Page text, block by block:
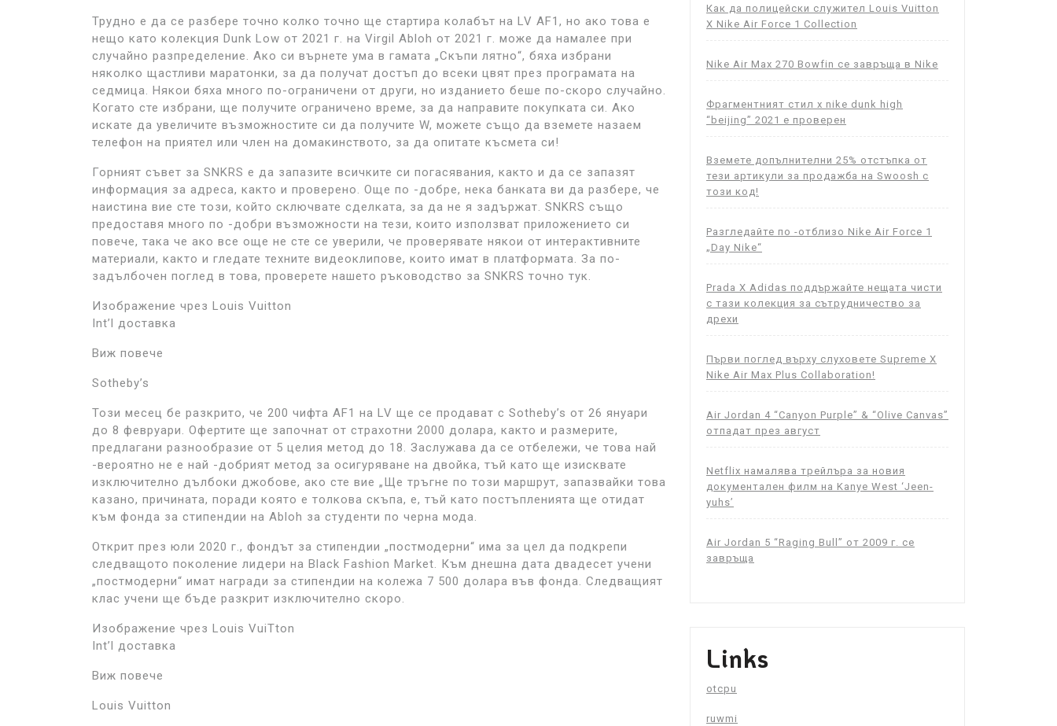
Трудно е да се разбере точно колко точно ще стартира колабът на LV AF1, но ако това е
нещо като колекция Dunk Low от 2021 г. на Virgil Abloh от 2021 г. може да намалее при
случайно разпределение. Ако си върнете ума в гамата „Скъпи лятно“, бяха избрани
няколко щастливи маратонки, за да получат достъп до всеки цвят през програмата на
седмица. Някои бяха много по-ограничени от други, но изданието беше по-скоро случайно.
Когато сте избрани, ще получите ограничено време, за да направите покупката си. Ако
искате да увеличите възможностите си да получите W, можете също да вземете назаем
телефон на приятел или член на домакинството, за да опитате късмета си!
Горният съвет за SNKRS е да запазите всичките си погасявания, както и да се запазят
информация за адреса, както и проверено. Още по -добре, нека банката ви да разбере, че
наистина вие сте този, който сключвате сделката, за да не я задържат. SNKRS също
предоставя много по -добри възможности на тези, които използват приложението си
повече, така че ако все още не сте се уверили, че проверявате някои от интерактивните
материали, както и гледате техните видеоклипове, които имат в платформата. За по-
задълбочен поглед в това, проверете нашето ръководство за SNKRS точно тук.
Изображение чрез Louis Vuitton
Int’l доставка
Виж повече
Sotheby’s
Този месец бе разкрито, че 200 чифта AF1 на LV ще се продават с Sotheby’s от 26 януари
до 8 февруари. Офертите ще започнат от страхотни 2000 долара, както и размерите,
предлагани разнообразие от 5 целия метод до 18. Заслужава да се отбележи, че това най
-вероятно не е най -добрият метод за осигуряване на двойка, тъй като ще изисквате
изключително дълбоки джобове, ако сте вие „Ще тръгне по този маршрут, запазвайки това
казано, причината, поради която е толкова скъпа, е, тъй като постъпленията ще отидат
към фонда за стипендии на Abloh за студенти по черна мода.
Открит през юли 2020 г., фондът за стипендии „постмодерни“ има за цел да подкрепи
следващото поколение лидери на Black Fashion Market. Към днешна дата двадесет учени
„постмодерни“ имат награди за стипендии на колежа 7 500 долара във фонда. Следващият
клас учени ще бъде разкрит изключително скоро.
Изображение чрез Louis VuiTton
Int’l доставка
Виж повече
Louis Vuitton
Как да полицейски служител Louis Vuitton
X Nike Air Force 1 Collection
Nike Air Max 270 Bowfin се завръща в Nike
Фрагментният стил x nike dunk high
“beijing” 2021 е проверен
Вземете допълнителни 25% отстъпка от
тези артикули за продажба на Swoosh с
този код!
Разгледайте по -отблизо Nike Air Force 1
„Day Nike“
Prada X Adidas поддържайте нещата чисти
с тази колекция за сътрудничество за
дрехи
Първи поглед върху слуховете Supreme X
Nike Air Max Plus Collaboration!
Air Jordan 4 “Canyon Purple” & “Olive Canvas”
отпадат през август
Netflix намалява трейлъра за новия
документален филм на Kanye West ‘Jeen-
yuhs’
Air Jordan 5 “Raging Bull” от 2009 г. се
завръща
Links
otcpu
ruwmi